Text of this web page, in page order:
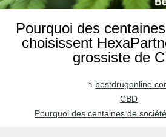
Pourquoi des
choisissent
grossiste de
CBD
Pourquoi des centaines de